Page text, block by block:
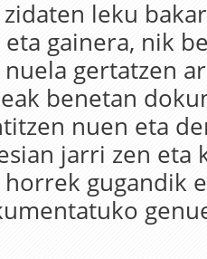
leku
eta gainera, nik
gertatzen
benetan
nuen eta
jarri zen eta
gugandik